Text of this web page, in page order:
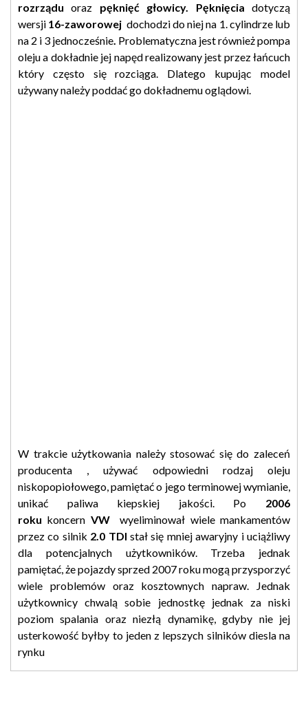
rozrządu oraz pęknięćgłowicy. Pęknięcia dotyczą
wersji 16-zaworowej dochodzi do niej na 1. cylindrze lub
na 2 i 3 jednocześnie. Problematyczna jest również pompa
oleju a dokładnie jej napęd realizowany jest przez łańcuch
który często się rozciąga. Dlatego kupując model
używany należy poddać go dokładnemu oglądowi.
W trakcie użytkowania należy stosować się do zaleceń
producenta , używać odpowiedni rodzaj oleju
niskopopiołowego, pamiętać o jego terminowej wymianie,
unikać paliwa kiepskiej jakości. Po 2006
roku koncern VWwyeliminował wiele mankamentów
przez co silnik 2.0 TDI stał się mniej awaryjny i uciążliwy
dla potencjalnych użytkowników. Trzeba jednak
pamiętać, że pojazdy sprzed 2007 roku mogą przysporzyć
wiele problemów oraz kosztownych napraw. Jednak
użytkownicy chwalą sobie jednostkę jednak za niski
poziom spalania oraz niezłą dynamikę, gdyby nie jej
usterkowość byłby to jeden z lepszych silników diesla na
rynku